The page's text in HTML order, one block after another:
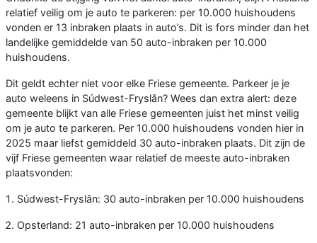
relatief veilig om je auto te parkeren: per 10.000 huishoudens
vonden er 13 inbraken plaats in auto’s. Dit is fors minder dan het
landelijke gemiddelde van 50 auto-inbraken per 10.000
huishoudens.
Dit geldt echter niet voor elke Friese gemeente. Parkeer je je
auto weleens in Súdwest-Fryslân? Wees dan extra alert: deze
gemeente blijkt van alle Friese gemeenten juist het minst veilig
om je auto te parkeren. Per 10.000 huishoudens vonden hier in
2025 maar liefst gemiddeld 30 auto-inbraken plaats. Dit zijn de
vijf Friese gemeenten waar relatief de meeste auto-inbraken
plaatsvonden:
Súdwest-Fryslân: 30 auto-inbraken per 10.000 huishoudens
Opsterland: 21 auto-inbraken per 10.000 huishoudens